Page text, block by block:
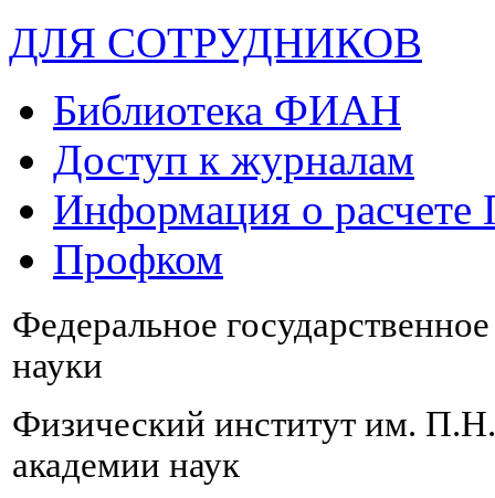
ДЛЯ СОТРУДНИКОВ
Библиотека ФИАН
Доступ к журналам
Информация о
Профком
Федеральное
науки
Физический институт им.
академии наук